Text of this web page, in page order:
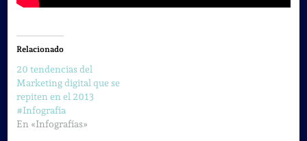
Relacionado
20 tendencias del
Marketing digital que se
repiten en el 2013
#Infografía
En «Infografías»